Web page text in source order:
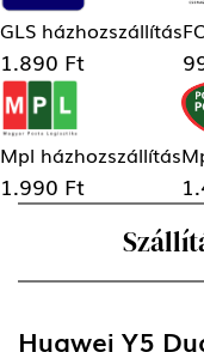
GLS házhozszállítás
1.890 Ft
Mpl házhozszállítás
1.990 Ft
Huawei Y5